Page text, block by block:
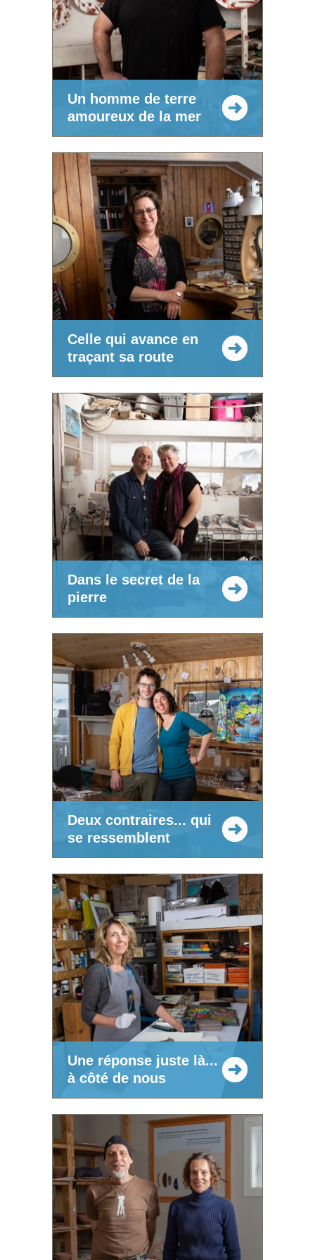
Un homme de terre
amoureux de la mer
Celle qui avance en
traçant sa route
Dans le secret de la
pierre
Deux contraires... qui
se ressemblent
Une réponse juste là...
à côté de nous